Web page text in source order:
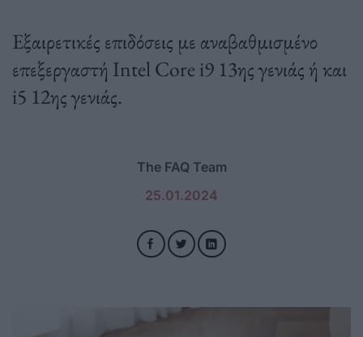
Εξαιρετικές επιδόσεις με αναβαθμισμένο
επεξεργαστή Intel Core i9 13ης γενιάς ή και
i5 12ης γενιάς.
The FAQ Team
25.01.2024